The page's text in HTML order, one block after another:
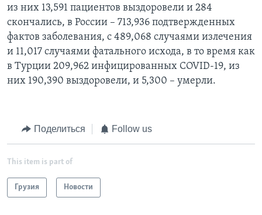
из них 13,591 пациентов выздоровели и 284
скончались, в России – 713,936 подтвержденных
фактов заболевания, с 489,068 случаями излечения
и 11,017 случаями фатального исхода, в то время как
в Турции 209,962 инфицированных COVID-19, из
них 190,390 выздоровели, и 5,300 – умерли.
Поделиться Follow us
This item is part of
Грузия Новости